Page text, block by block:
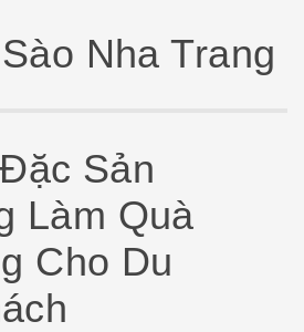
Nha Trang
Sản
Làm Quà
Cho Du